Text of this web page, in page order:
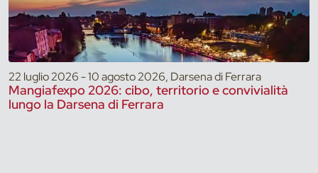
22 luglio 2026 - 10 agosto 2026, Darsena di Ferrara
Mangiafexpo 2026: cibo, territorio e convivialità
lungo la Darsena di Ferrara